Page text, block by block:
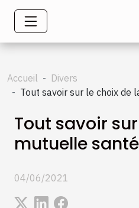
Accueil
Divers
Tout savoir sur le choix de
Tout savoir
mutuelle
04/06/2021